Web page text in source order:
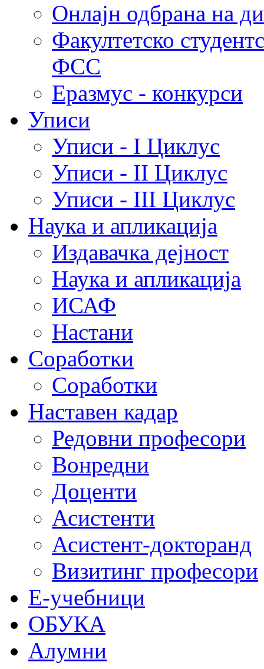
Онлајн одбрана на
Факултетско
ФСС
Еразмус - конкурси
Уписи
Уписи - I Циклус
Уписи - II Циклус
Уписи - III Циклус
Наука и апликација
Издавачка дејност
Наука и апликација
ИСАФ
Настани
Соработки
Соработки
Наставен кадар
Редовни професори
Вонредни
Доценти
Асистенти
Асистент-докторанд
Визитинг професори
Е-учебници
ОБУКА
Алумни